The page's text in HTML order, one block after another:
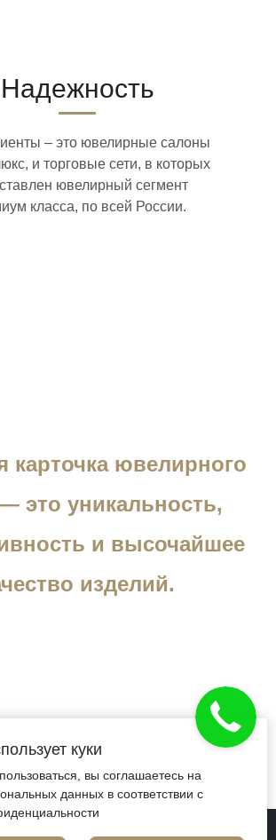
Надежность
– это ювелирные салоны
и торговые сети, в которых
ювелирный сегмент
класса, по всей России.
карточка ювелирного
это уникальность,
и высочайшее
изделий.
куки
вы соглашаетесь на
данных в соответствии с